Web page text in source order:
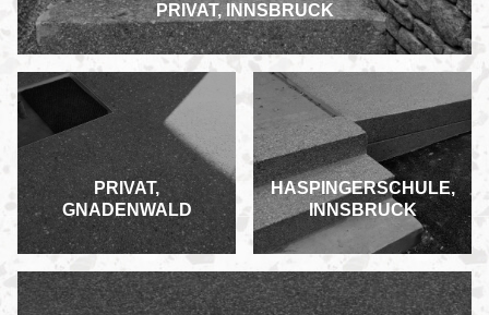
PRIVAT, INNSBRUCK
PRIVAT,
GNADENWALD
HASPINGERSCHULE,
INNSBRUCK